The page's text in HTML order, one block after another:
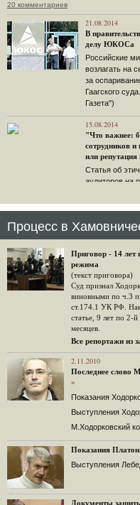
20 комментариев
21.08.2014
В
делу ЮКОСа
Российские
возлагать на
за
Гаагского
Газета")
15.08.2014
"Что важнее:
сотрудников
или репутация
Статья об
аудиторов на
громкого
ЮКОСу.
15.08.2014
стороны
защитой
Швейцарская
Zeitung" о
решении.
48
Не исключил
Владимир Путин допускает, что
под юрисдикции ЕСПЧ.
88 комментариев
14.08.2014
Нарулил
Игорь Сечин
Ссылаясь на
«Роснефти»
Процесс в
Приговор - 14 лет
режима
(текст приговора)
Суд признал
виновными по ч.3
ст.174.1 УК РФ.
статье, 9 лет по 2-
месяцев.
Все репортажи из
2.11.2010
Последнее слово
»
Показания
Выступления
М.Ходорковский
Показания
Выступления
Документы